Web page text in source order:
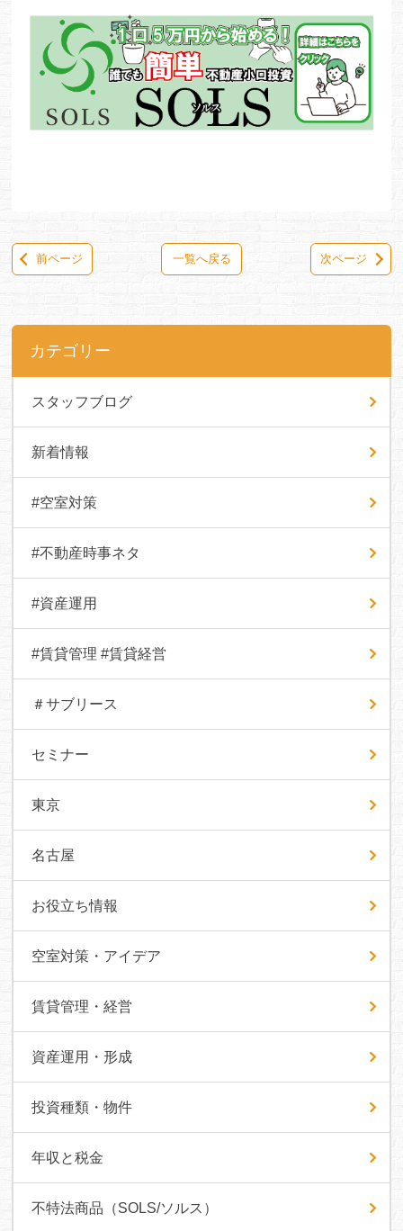
前ページ 一覧へ戻る 次ページ
カテゴリー
スタッフブログ
新着情報
#空室対策
#不動産時事ネタ
#資産運用
#賃貸管理 #賃貸経営
＃サブリース
セミナー
東京
名古屋
お役立ち情報
空室対策・アイデア
賃貸管理・経営
資産運用・形成
投資種類・物件
年収と税金
不特法商品（SOLS/ソルス）